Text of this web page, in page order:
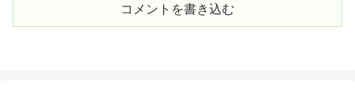
コメントを書き込む